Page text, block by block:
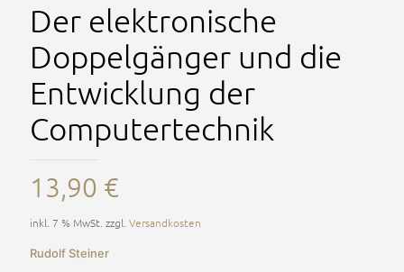
Der elektronische
Doppelgänger und die
Entwicklung der
Computertechnik
13,90 €
inkl. 7 % MwSt. zzgl. Versandkosten
Rudolf Steiner